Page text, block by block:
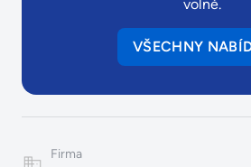
volné.
VŠECHNY
Firma